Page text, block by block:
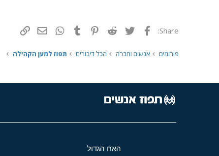
Share: פייסבוק Twitter
Reddit
Pinterest
Tumblr
WhatsAppדואר אלקטרוני
פורומים אנשים וחברה הכל דיבורים תפוז למען הקהילה
האח הגדול